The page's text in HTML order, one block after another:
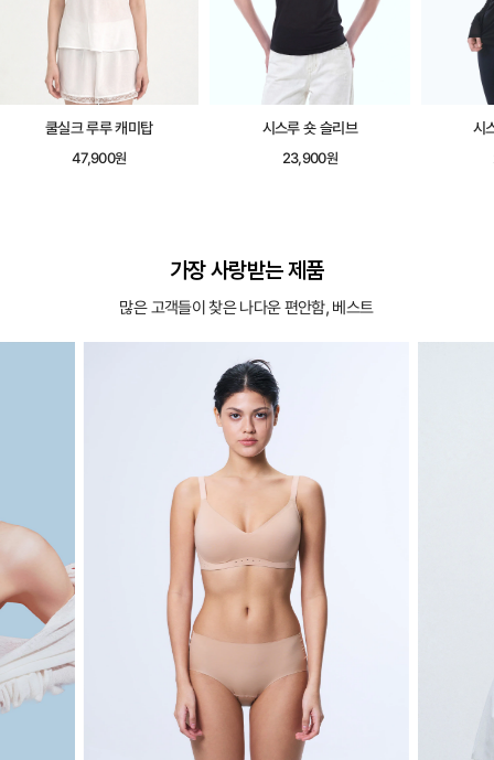
쿨실크 루루 캐미탑
47,900원
시스루 숏 슬리브
23,900원
시
가장 사랑받는 제품
많은 고객들이 찾은 나다운 편안함, 베스트